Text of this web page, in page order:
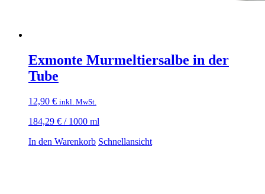
Exmonte Murmeltiersalbe in der
Tube
12,90 € inkl. MwSt.
184,29 € / 1000 ml
In den Warenkorb Schnellansicht